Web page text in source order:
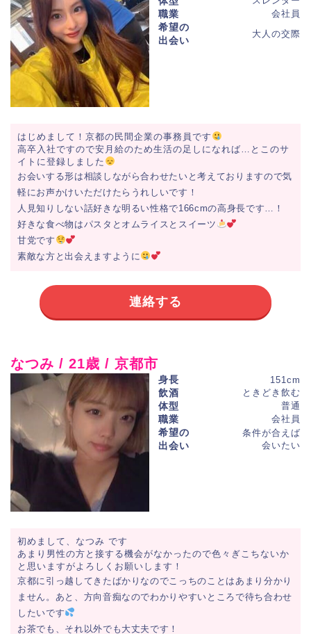
職業 会社員
希望の
出会い
大人の交際
はじめまして！京都の民間企業の事務員です
高卒入社ですので安月給のため生活の足しになれば…とこのサ
イトに登録しました
お会いする形は相談しながら合わせたいと考えておりますので気
軽にお声かけいただけたらうれしいです！
人見知りしない話好きな明るい性格で166cmの高身長です…！
好きな食べ物はパスタとオムライスとスイーツ
甘党です
素敵な方と出会えますように
連絡する
なつみ / 21歳 / 京都市
身長 151cm
飲酒 ときどき飲む
体型 普通
職業 会社員
希望の
出会い
条件が合えば
会いたい
初めまして、なつみ です
あまり男性の方と接する機会がなかったので色々ぎこちないか
と思いますがよろしくお願いします！
京都に引っ越してきたばかりなのでこっちのことはあまり分かり
ません。あと、方向音痴なのでわかりやすいところで待ち合わせ
したいです
お茶でも、それ以外でも大丈夫です！